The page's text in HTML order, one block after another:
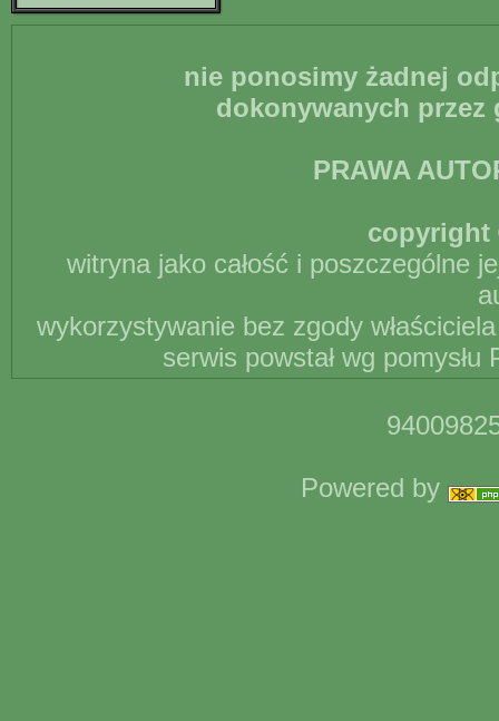
nie ponosimy żadnej
dokonywanych
PRAWA
copyright
witryna jako całość i poszczególne
wykorzystywanie bez zgody
serwis powstał wg
Powered by